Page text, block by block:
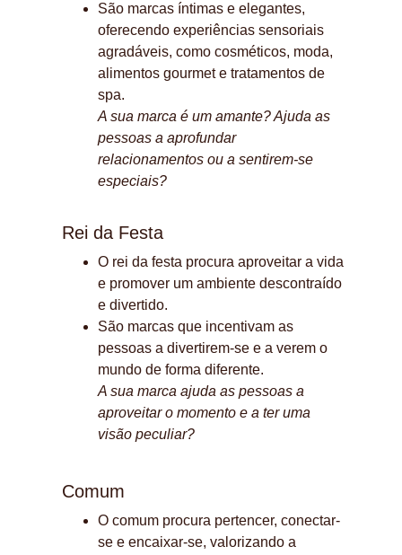
São marcas íntimas e elegantes,
oferecendo experiências sensoriais
agradáveis, como cosméticos, moda,
alimentos gourmet e tratamentos de
spa.
A sua marca é um amante? Ajuda as
pessoas a aprofundar
relacionamentos ou a sentirem-se
especiais?
Rei da Festa
O rei da festa procura aproveitar a vida
e promover um ambiente descontraído
e divertido.
São marcas que incentivam as
pessoas a divertirem-se e a verem o
mundo de forma diferente.
A sua marca ajuda as pessoas a
aproveitar o momento e a ter uma
visão peculiar?
Comum
O comum procura pertencer, conectar-
se e encaixar-se, valorizando a